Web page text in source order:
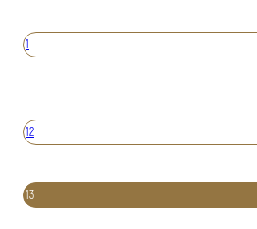
1
12
13